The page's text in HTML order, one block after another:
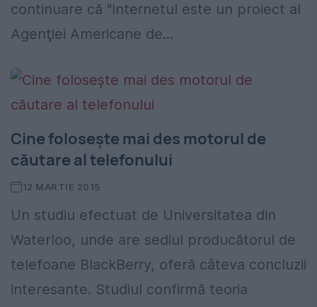
continuare că "Internetul este un proiect al
Agenţiei Americane de...
Cine folosește mai des motorul de
căutare al telefonului
12 MARTIE 2015
Un studiu efectuat de Universitatea din
Waterloo, unde are sediul producătorul de
telefoane BlackBerry, oferă câteva concluzii
interesante. Studiul confirmă teoria